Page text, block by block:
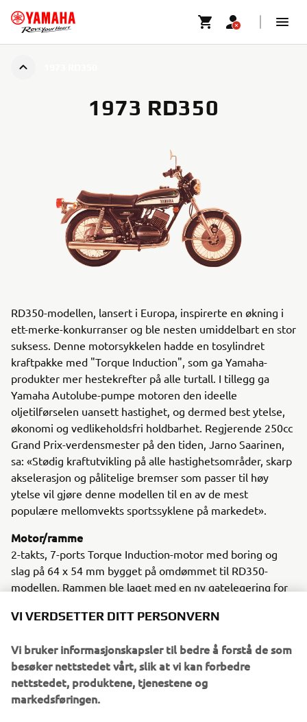
1973 RD350
RD350-modellen, lansert i Europa, inspirerte en økning i
ett-merke-konkurranser og ble nesten umiddelbart en stor
suksess. Denne motorsykkelen hadde en tosylindret
kraftpakke med "Torque Induction", som ga Yamaha-
produkter mer hestekrefter på alle turtall. I tillegg ga
Yamaha Autolube-pumpe motoren den ideelle
oljetilførselen uansett hastighet, og dermed best ytelse,
økonomi og vedlikeholdsfri holdbarhet. Regjerende 250cc
Grand Prix-verdensmester på den tiden, Jarno Saarinen,
sa: «Stødig kraftutvikling på alle hastighetsområder, skarp
akselerasjon og pålitelige bremser som passer til høy
ytelse vil gjøre denne modellen til en av de mest
populære mellomvekts sportssyklene på markedet».
Motor/ramme
2-takts, 7-ports Torque Induction-motor med boring og
slag på 64 x 54 mm bygget på omdømmet til RD350-
modellen. Rammen ble laget med en ny gatelegering for
1973 YZ250
VI VERDSETTER DITT PERSONVERN
Vi bruker informasjonskapsler til bedre å forstå de som
besøker nettstedet vårt, slik at vi kan forbedre
nettstedet, produktene, tjenestene og
markedsføringen.